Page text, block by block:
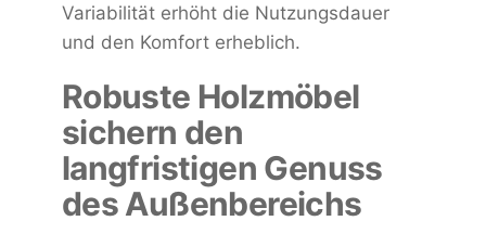
Variabilität erhöht die Nutzungsdauer
und den Komfort erheblich.
Robuste Holzmöbel
sichern den
langfristigen Genuss
des Außenbereichs